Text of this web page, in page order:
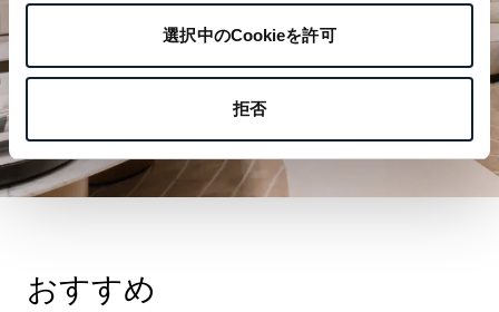
選択中のCookieを許可
拒否
おすすめ